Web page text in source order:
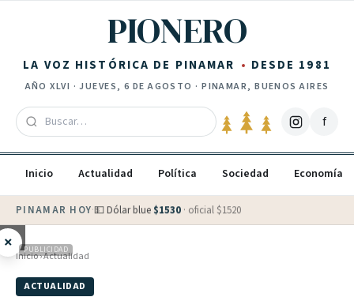
PIONERO
LA VOZ HISTÓRICA DE PINAMAR DESDE 1981
AÑOXLVI ·JUEVES, 6 DE AGOSTO · PINAMAR, BUENOS AIRES
f
Inicio Actualidad Política Sociedad Economía
PINAMAR HOY·💵 Dólar blue $1530 · oficial $1520
× PUBLICIDAD
Inicio›Actualidad
ACTUALIDAD